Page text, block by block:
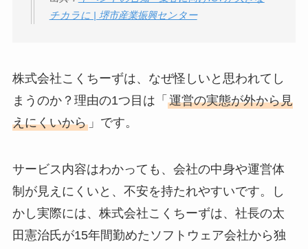
Temuは怪しい？口コ
チカラに | 堺市産業振興センター
株式会社こくちーずは、なぜ怪しいと思われてし
まうのか？理由の1つ目は「 運営の実態が外から見
えにくいから」です。
サービス内容はわかっても、会社の中身や運営体
制が見えにくいと、不安を持たれやすいです。し
かし実際には、株式会社こくちーずは、社長の太
田憲治氏が15年間勤めたソフトウェア会社から独